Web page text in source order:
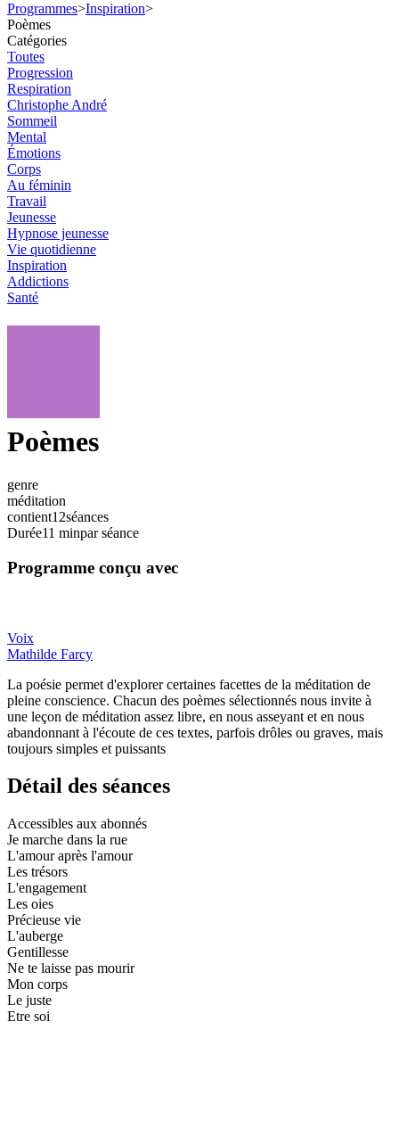
Programmes>Inspiration>
Poèmes
Catégories
Toutes
Progression
Respiration
Christophe André
Sommeil
Mental
Émotions
Corps
Au féminin
Travail
Jeunesse
Hypnose jeunesse
Vie quotidienne
Inspiration
Addictions
Santé
Poèmes
genre
méditation
contient12séances
Durée11 minpar séance
Programme conçu avec
Voix
Mathilde Farcy
La poésie permet d'explorer certaines facettes de la méditation de
pleine conscience. Chacun des poèmes sélectionnés nous invite à
une leçon de méditation assez libre, en nous asseyant et en nous
abandonnant à l'écoute de ces textes, parfois drôles ou graves, mais
toujours simples et puissants
Détail des séances
Accessibles aux abonnés
Je marche dans la rue
L'amour après l'amour
Les trésors
L'engagement
Les oies
Précieuse vie
L'auberge
Gentillesse
Ne te laisse pas mourir
Mon corps
Le juste
Etre soi